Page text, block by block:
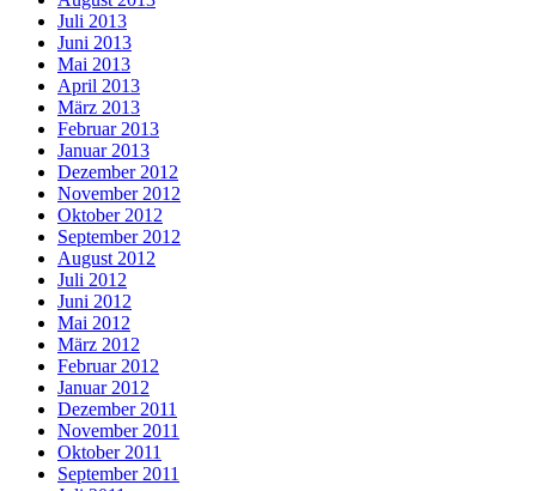
Juli 2013
Juni 2013
Mai 2013
April 2013
März 2013
Februar 2013
Januar 2013
Dezember 2012
November 2012
Oktober 2012
September 2012
August 2012
Juli 2012
Juni 2012
Mai 2012
März 2012
Februar 2012
Januar 2012
Dezember 2011
November 2011
Oktober 2011
September 2011